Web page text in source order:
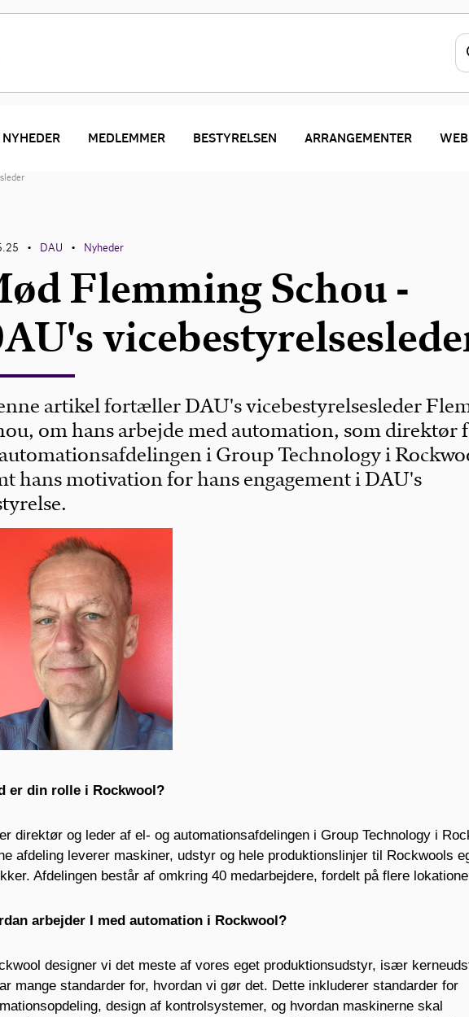
NYHEDER MEDLEMMER BESTYRELSEN ARRANGEMENTER
• DAU • Nyheder
Flemming Schou -
artikel fortæller DAU's vicebestyrelsesleder
om hans arbejde med automation, som direktør
i Group Technology i
hans motivation for hans engagement i DAU's
er din rolle i Rockwool?
direktør og leder af el- og automationsafdelingen i Group Technology i
afdeling leverer maskiner, udstyr og hele produktionslinjer til Rockwools
Afdelingen består af omkring 40 medarbejdere, fordelt på flere
arbejder I med automation i Rockwool?
designer vi det meste af vores eget produktionsudstyr, især
mange standarder for, hvordan vi gør det. Dette inkluderer standarder for
design af kontrolsystemer, og hvordan maskinerne skal